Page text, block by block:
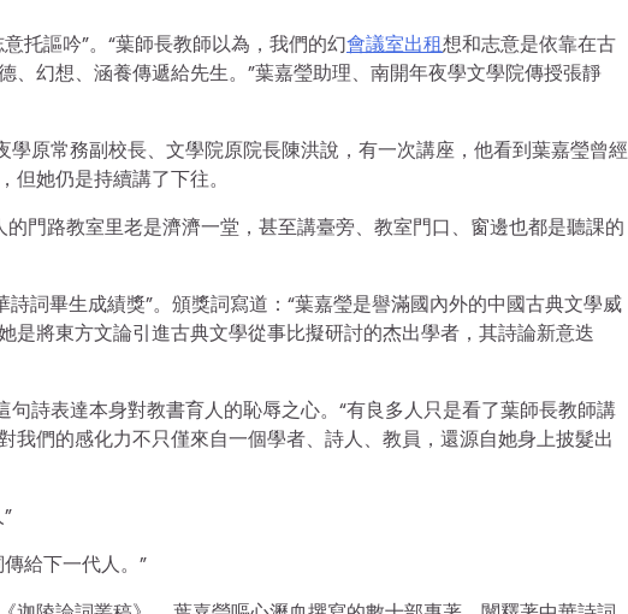
托謳吟”。“葉師長教師以為，我們的幻會議室出租想和志意是依靠在古
幻想、涵養傳遞給先生。”葉嘉瑩助理、南開年夜學文學院傳授張靜
學原常務副校長、文學院原院長陳洪說，有一次講座，他看到葉嘉瑩曾經
她仍是持續講了下往。
門路教室里老是濟濟一堂，甚至講臺旁、教室門口、窗邊也都是聽課的
詞畢生成績獎”。頒獎詞寫道：“葉嘉瑩是譽滿國內外的中國古典文學威
是將東方文論引進古典文學從事比擬研討的杰出學者，其詩論新意迭
詩表達本身對教書育人的恥辱之心。“有良多人只是看了葉師長教師講
們的感化力不只僅來自一個學者、詩人、教員，還源自她身上披髮出
給下一代人。”